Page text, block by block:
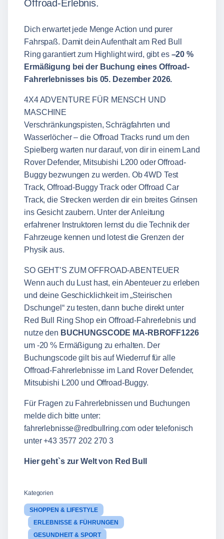
Offroad-Erlebnis.
Dich erwartet jede Menge Action und purer
Fahrspaß. Damit dein Aufenthalt am Red Bull
Ring garantiert zum Highlight wird, gibt es –20 %
Ermäßigung bei der Buchung eines Offroad-
Fahrerlebnisses bis 05. Dezember 2026.
4X4 ADVENTURE FÜR MENSCH UND
MASCHINE
Verschränkungspisten, Schrägfahrten und
Wasserlöcher – die Offroad Tracks rund um den
Spielberg warten nur darauf, von dir in einem Land
Rover Defender, Mitsubishi L200 oder Offroad-
Buggy bezwungen zu werden. Ob 4WD Test
Track, Offroad-Buggy Track oder Offroad Car
Track, die Strecken werden dir ein breites Grinsen
ins Gesicht zaubern. Unter der Anleitung
erfahrener Instruktoren lernst du die Technik der
Fahrzeuge kennen und lotest die Grenzen der
Physik aus.
SO GEHT’S ZUM OFFROAD-ABENTEUER
Wenn auch du Lust hast, ein Abenteuer zu erleben
und deine Geschicklichkeit im „Steirischen
Dschungel“ zu testen, dann buche direkt unter
Red Bull Ring Shopein Offroad-Fahrerlebnis und
nutze den BUCHUNGSCODE MA-RBROFF1226
um -20 % Ermäßigung zu erhalten. Der
Buchungscode gilt bis auf Wiederruf für alle
Offroad-Fahrerlebnisse im Land Rover Defender,
Mitsubishi L200 und Offroad-Buggy.
Für Fragen zu Fahrerlebnissen und Buchungen
melde dich bitte unter:
fahrerlebnisse@redbullring.com oder telefonisch
unter +43 3577 202 270 3
Hier geht`s zur Welt von Red Bull
Kategorien
SHOPPEN & LIFESTYLE
ERLEBNISSE & FÜHRUNGEN
GESUNDHEIT & SPORT